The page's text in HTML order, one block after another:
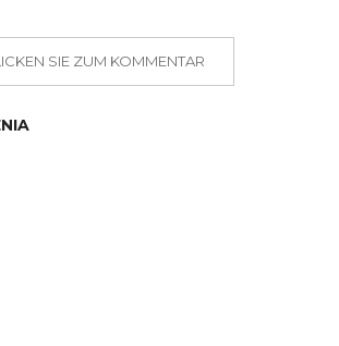
SIE ZUM KOMMENTAR